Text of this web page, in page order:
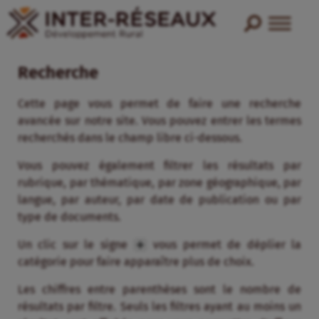
Recherche
Cette page vous permet de faire une recherche
avancée sur notre site. Vous pouvez entrer les termes
recherchés dans le champ libre ci-dessous.
Vous pouvez également filtrer les résultats par
rubrique, par thématique, par zone géographique, par
langue, par auteur, par date de publication ou par
type de documents.
Un clic sur le signe
vous permet de déplier la
catégorie pour faire apparaître plus de choix.
Les chiffres entre parenthèses sont le nombre de
résultats par filtre. Seuls les filtres ayant au moins un